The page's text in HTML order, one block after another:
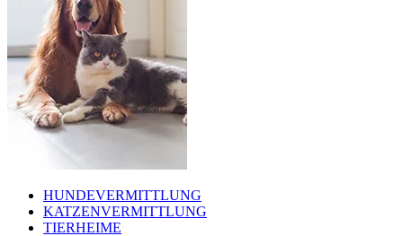
HUNDEVERMITTLUNG
KATZENVERMITTLUNG
TIERHEIME